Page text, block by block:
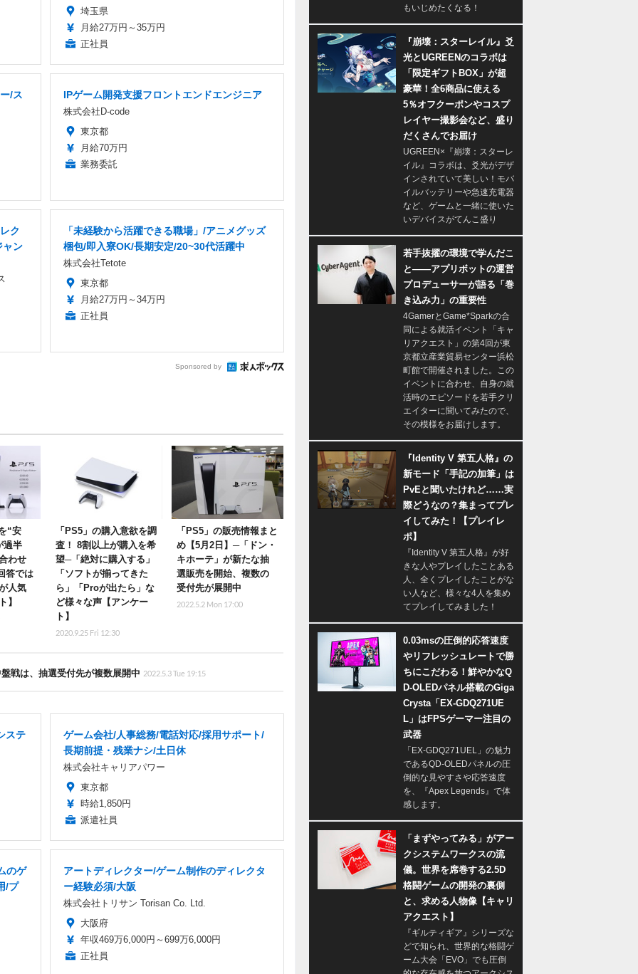
埼玉県
月給27万円～35万円
正社員
/ス IPゲーム開発支援フロントエンドエンジニア
株式会社D-code
東京都
月給70万円
業務委託
ク
ャン
「未経験から活躍できる職場」/アニメグッズ
梱包/即入寮OK/長期安定/20~30代活躍中
株式会社Tetote
東京都
月給27万円～34万円
正社員
Sponsored by
“安
過半
わせ
答では
人気
】
「PS5」の購入意欲を調
査！ 8割以上が購入を希
望─「絶対に購入する」
「ソフトが揃ってきた
ら」「Proが出たら」な
ど様々な声【アンケー
ト】
2020.9.25 Fri 12:30
「PS5」の販売情報まと
め【5月2日】─「ドン・
キホーテ」が新たな抽
選販売を開始、複数の
受付先が展開中
2022.5.2 Mon 17:00
戦は、抽選受付先が複数展開中 2022.5.3 Tue 19:15
ステ
ゲーム会社/人事総務/電話対応/採用サポート/
長期前提・残業ナシ/土日休
株式会社キャリアパワー
東京都
時給1,850円
派遣社員
のゲ
/プ
アートディレクター/ゲーム制作のディレクタ
ー経験必須/大阪
株式会社トリサン Torisan Co. Ltd.
大阪府
年収469万6,000円～699万6,000円
正社員
もいじめたくなる！
『崩壊：スターレイル』爻
光とUGREENのコラボは
「限定ギフトBOX」が超
豪華！全6商品に使える
5％オフクーポンやコスプ
レイヤー撮影会など、盛り
だくさんでお届け
UGREEN×『崩壊：スターレ
イル』コラボは、爻光がデザ
インされていて美しい！モバ
イルバッテリーや急速充電器
など、ゲームと一緒に使いた
いデバイスがてんこ盛り
若手抜擢の環境で学んだこ
と――アプリボットの運営
プロデューサーが語る「巻
き込み力」の重要性
4GamerとGame*Sparkの合
同による就活イベント「キャ
リアクエスト」の第4回が東
京都立産業貿易センター浜松
町館で開催されました。この
イベントに合わせ、自身の就
活時のエピソードを若手クリ
エイターに聞いてみたので、
その模様をお届けします。
『Identity V 第五人格』の
新モード「手記の加筆」は
PvEと聞いたけれど……実
際どうなの？集まってプレ
イしてみた！【プレイレ
ポ】
『Identity V 第五人格』が好
きな人やプレイしたことある
人、全くプレイしたことがな
い人など、様々な4人を集め
てプレイしてみました！
0.03msの圧倒的応答速度
やリフレッシュレートで勝
ちにこだわる！鮮やかなQ
D-OLEDパネル搭載のGiga
Crysta「EX-GDQ271UE
L」はFPSゲーマー注目の
武器
「EX-GDQ271UEL」の魅力
であるQD-OLEDパネルの圧
倒的な見やすさや応答速度
を、『Apex Legends』で体
感します。
「まずやってみる」がアー
クシステムワークスの流
儀。世界を席巻する2.5D
格闘ゲームの開発の裏側
と、求める人物像【キャリ
アクエスト】
『ギルティギア』シリーズな
どで知られ、世界的な格闘ゲ
ーム大会「EVO」でも圧倒